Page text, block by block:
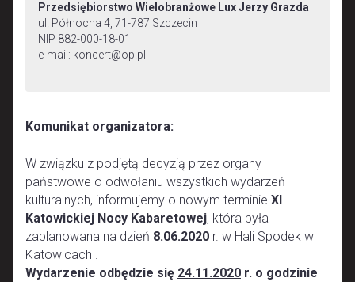
Przedsiębiorstwo Wielobranżowe Lux Jerzy Grazda
ul. Północna 4, 71-787 Szczecin
NIP 882-000-18-01
e-mail: koncert@op.pl
Komunikat organizatora:
W związku z podjętą decyzją przez organy
państwowe o odwołaniu wszystkich wydarzeń
kulturalnych, informujemy o nowym terminie XI
Katowickiej Nocy Kabaretowej, która była
zaplanowana na dzień 8.06.2020 r. w Hali Spodek w
Katowicach .
Wydarzenie odbędzie się 24.11.2020 r. o godzinie